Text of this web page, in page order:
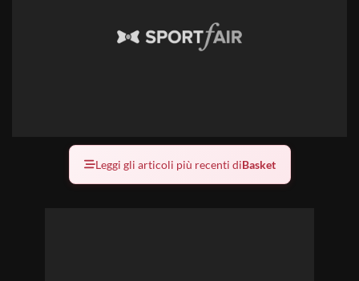
Leggi gli articoli più recenti diBasket